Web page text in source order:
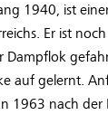
1940, ist
Er ist
Dampflok
auf gelernt.
1963 nach